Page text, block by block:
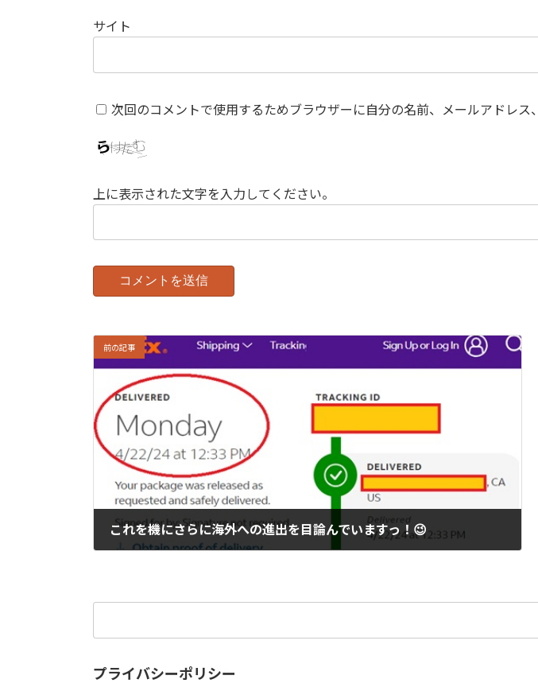
サイト
次回のコメントで使用するためブラウザーに自分の名前、メールアドレス
上に表示された文字を入力してください。
前の記事
これを機にさらに海外への進出を目論んでいますっ！😉
プライバシーポリシー